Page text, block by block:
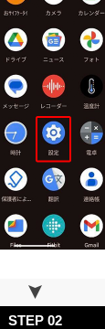
STEP 02